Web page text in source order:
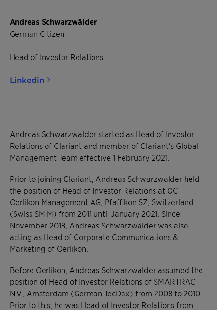
Andreas Schwarzwälder
German Citizen
Head of Investor Relations
Linkedin
Andreas Schwarzwälder started as Head of Investor
Relations of Clariant and member of Clariant’s Global
Management Team effective 1 February 2021.
Prior to joining Clariant, Andreas Schwarzwälder held
the position of Head of Investor Relations at OC
Oerlikon Management AG, Pfäffikon SZ, Switzerland
(Swiss SMIM) from 2011 until January 2021. Since
November 2018, Andreas Schwarzwälder was also
acting as Head of Corporate Communications &
Marketing of Oerlikon.
Before Oerlikon, Andreas Schwarzwälder assumed the
position of Head of Investor Relations of SMARTRAC
N.V., Amsterdam (German TecDax) from 2008 to 2010.
Prior to this, he was Head of Investor Relations from